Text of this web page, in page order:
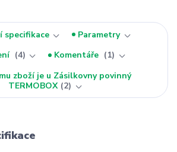
specifikace
Parametry
4 Komentáře
1
zboží je u Zásilkovny povinný
TERMOBOX 2